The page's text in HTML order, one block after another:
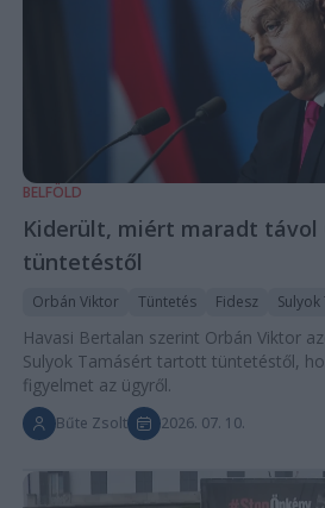
BELFÖLD
Kiderült, miért maradt távol
tüntetéstől
Orbán Viktor Tüntetés Fidesz
Havasi Bertalan szerint Orbán Viktor
Sulyok Tamásért tartott tüntetéstől,
figyelmet az ügyről.
Bűte Zsolt 2026. 07. 10.